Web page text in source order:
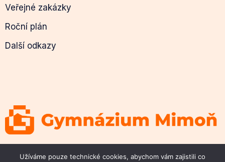
Veřejné zakázky
Roční plán
Další odkazy
© 2026 Gymnázium Mimoň
Užíváme pouze technické cookies, abychom vám zajistili co